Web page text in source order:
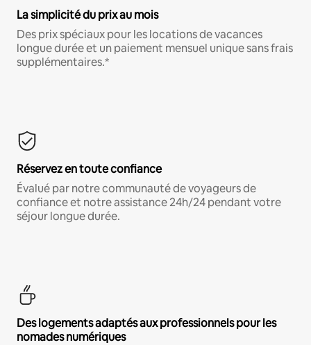
La simplicité du prix au mois
Des prix spéciaux pour les locations de vacances
longue durée et un paiement mensuel unique sans frais
supplémentaires.*
Réservez en toute confiance
Évalué par notre communauté de voyageurs de
confiance et notre assistance 24h/24 pendant votre
séjour longue durée.
Des logements adaptés aux professionnels pour les
nomades numériques